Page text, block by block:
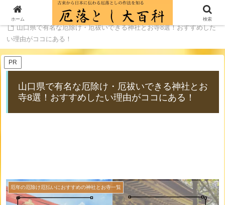
厄年の厄除け厄払いにおすすめの神社とお寺一覧
山口県で有名な厄除け・厄祓いできる神社とお寺8選！おすすめした
い理由がココにある！
PR
山口県で有名な厄除け・厄祓いできる神社とお
寺8選！おすすめしたい理由がココにある！
厄年の厄除け厄払いにおすすめの神社とお寺一覧
ホーム 検索